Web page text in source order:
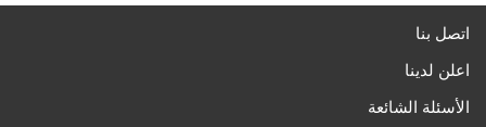
اتصل بنا
اعلن لدينا
الأسئلة الشائعة